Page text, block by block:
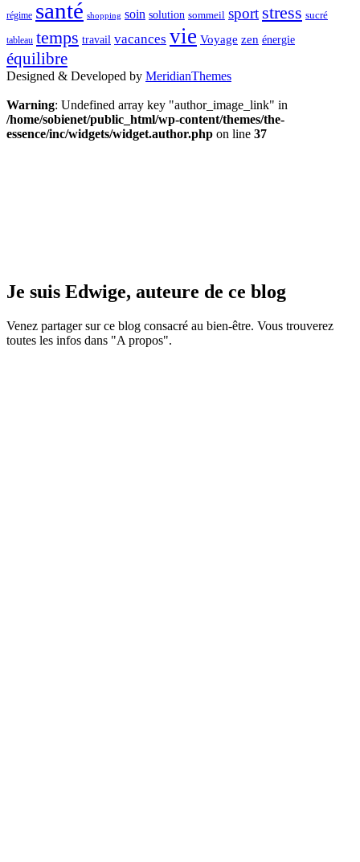
régime santé shopping soin solution sommeil sport stress sucré
tableau temps travail vacances vie Voyage zen énergie
équilibre
Designed & Developed by MeridianThemes
Warning: Undefined array key "author_image_link" in
/home/sobienet/public_html/wp-content/themes/the-
essence/inc/widgets/widget.author.php on line 37
Je suis Edwige, auteure de ce blog
Venez partager sur ce blog consacré au bien-être. Vous trouverez
toutes les infos dans "A propos".